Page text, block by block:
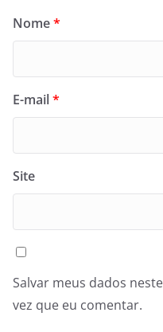
Nome*
E-mail*
Site
Salvar meus dados
vez que eu comentar.